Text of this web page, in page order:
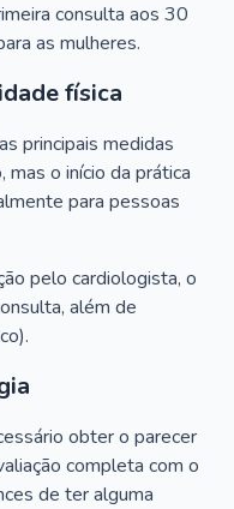
consulta aos 30
as mulheres.
física
principais medidas
mas o início da prática
para pessoas
pelo cardiologista, o
além de
obter o parecer
completa com o
de ter alguma